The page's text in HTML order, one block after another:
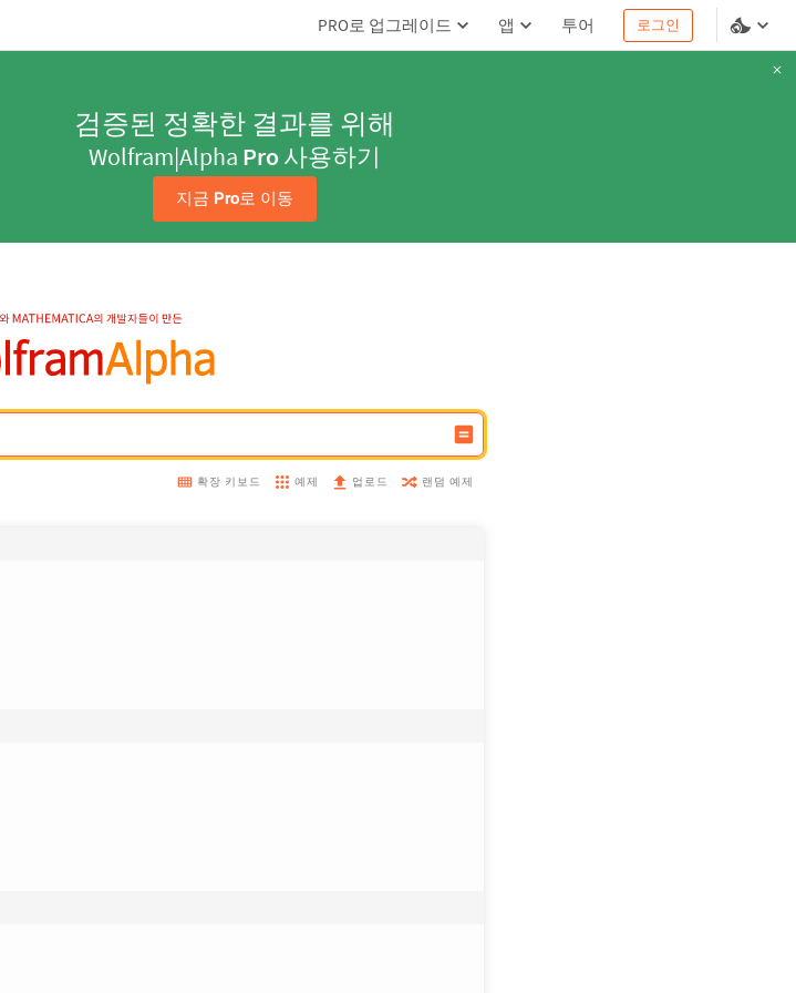
PRO로 업그레이드 앱 투어 로그인
검증된 정확한 결과를 위해
Wolfram|Alpha Pro사용하기
지금 Pro로 이동
확장 키보드 예제 업로드 랜덤 예제